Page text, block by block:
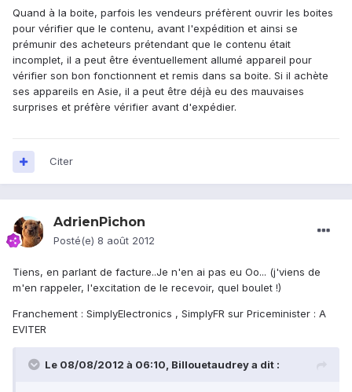
Quand à la boite, parfois les vendeurs préfèrent ouvrir les boites
pour vérifier que le contenu, avant l'expédition et ainsi se
prémunir des acheteurs prétendant que le contenu était
incomplet, il a peut être éventuellement allumé appareil pour
vérifier son bon fonctionnent et remis dans sa boite. Si il achète
ses appareils en Asie, il a peut être déjà eu des mauvaises
surprises et préfère vérifier avant d'expédier.
Citer
AdrienPichon
Posté(e) 8 août 2012
Tiens, en parlant de facture..Je n'en ai pas eu Oo... (j'viens de
m'en rappeler, l'excitation de le recevoir, quel boulet !)
Franchement : SimplyElectronics , SimplyFR sur Priceminister : A
EVITER
Le 08/08/2012 à 06:10, Billouetaudrey a dit :